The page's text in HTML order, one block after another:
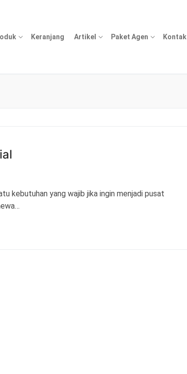
Keranjang Artikel Paket Agen Kontak
kebutuhan yang wajib jika ingin menjadi pusat